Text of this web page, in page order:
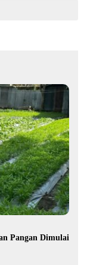
Pangan Dimulai